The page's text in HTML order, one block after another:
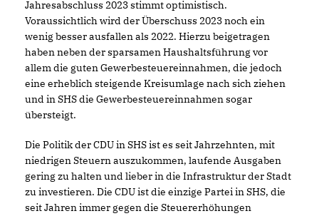
Jahresabschluss 2023 stimmt optimistisch.
Voraussichtlich wird der Überschuss 2023 noch ein
wenig besser ausfallen als 2022. Hierzu beigetragen
haben neben der sparsamen Haushaltsführung vor
allem die guten Gewerbesteuereinnahmen, die jedoch
eine erheblich steigende Kreisumlage nach sich ziehen
und in SHS die Gewerbesteuereinnahmen sogar
übersteigt.
Die Politik der CDU in SHS ist es seit Jahrzehnten, mit
niedrigen Steuern auszukommen, laufende Ausgaben
gering zu halten und lieber in die Infrastruktur der Stadt
zu investieren. Die CDU ist die einzige Partei in SHS, die
seit Jahren immer gegen die Steuererhöhungen